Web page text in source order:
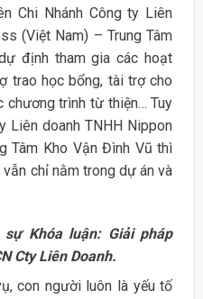
Chi Nhánh Công ty Liên
(Việt Nam) – Trung Tâm
định tham gia các hoạt
trao học bổng, tài trợ cho
chương trình từ thiện… Tuy
Liên doanh TNHH Nippon
Tâm Kho Vận Đình Vũ thì
chỉ nằm trong dự án và
Khóa luận: Giải pháp
Cty Liên Doanh.
con người luôn là yếu tố